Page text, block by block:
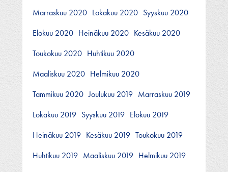
Marraskuu 2020 Lokakuu 2020 Syyskuu 2020
Elokuu 2020 Heinäkuu 2020 Kesäkuu 2020
Toukokuu 2020 Huhtikuu 2020
Maaliskuu 2020 Helmikuu 2020
Tammikuu 2020 Joulukuu 2019 Marraskuu 2019
Lokakuu 2019 Syyskuu 2019 Elokuu 2019
Heinäkuu 2019 Kesäkuu 2019 Toukokuu 2019
Huhtikuu 2019 Maaliskuu 2019 Helmikuu 2019